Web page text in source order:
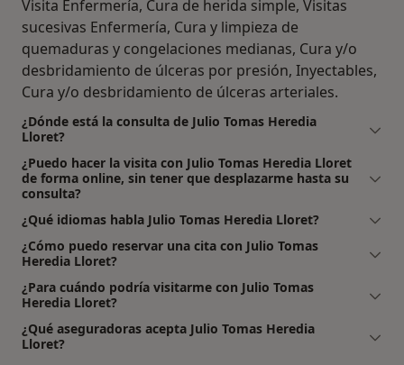
Visita Enfermería, Cura de herida simple, Visitas
sucesivas Enfermería, Cura y limpieza de
quemaduras y congelaciones medianas, Cura y/o
desbridamiento de úlceras por presión, Inyectables,
Cura y/o desbridamiento de úlceras arteriales.
¿Dónde está la consulta de Julio Tomas Heredia
Lloret?
¿Puedo hacer la visita con Julio Tomas Heredia Lloret
de forma online, sin tener que desplazarme hasta su
consulta?
¿Qué idiomas habla Julio Tomas Heredia Lloret?
¿Cómo puedo reservar una cita con Julio Tomas
Heredia Lloret?
¿Para cuándo podría visitarme con Julio Tomas
Heredia Lloret?
¿Qué aseguradoras acepta Julio Tomas Heredia
Lloret?